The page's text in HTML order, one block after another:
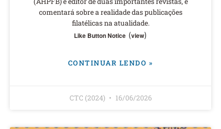
comentará sobre a realidade das publicações
filatélicas na atualidade.
Like Button Notice (view)
CONTINUAR LENDO »
CTC (2024) 16/06/2026